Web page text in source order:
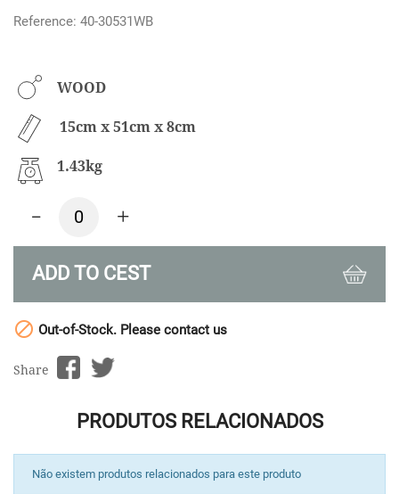
Reference: 40-30531WB
WOOD
15cm x 51cm x 8cm
1.43kg
- +
ADD TO CEST
 Out-of-Stock. Please contact us
Share
PRODUTOS RELACIONADOS
Não existem produtos relacionados para este produto